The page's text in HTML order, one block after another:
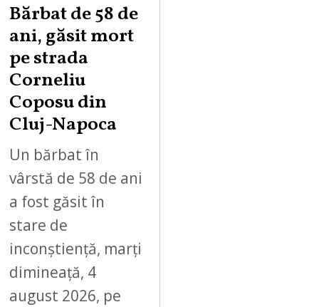
Bărbat de 58 de
ani, găsit mort
pe strada
Corneliu
Coposu din
Cluj-Napoca
Un bărbat în
vârstă de 58 de ani
a fost găsit în
stare de
inconștiență, marți
dimineață, 4
august 2026, pe